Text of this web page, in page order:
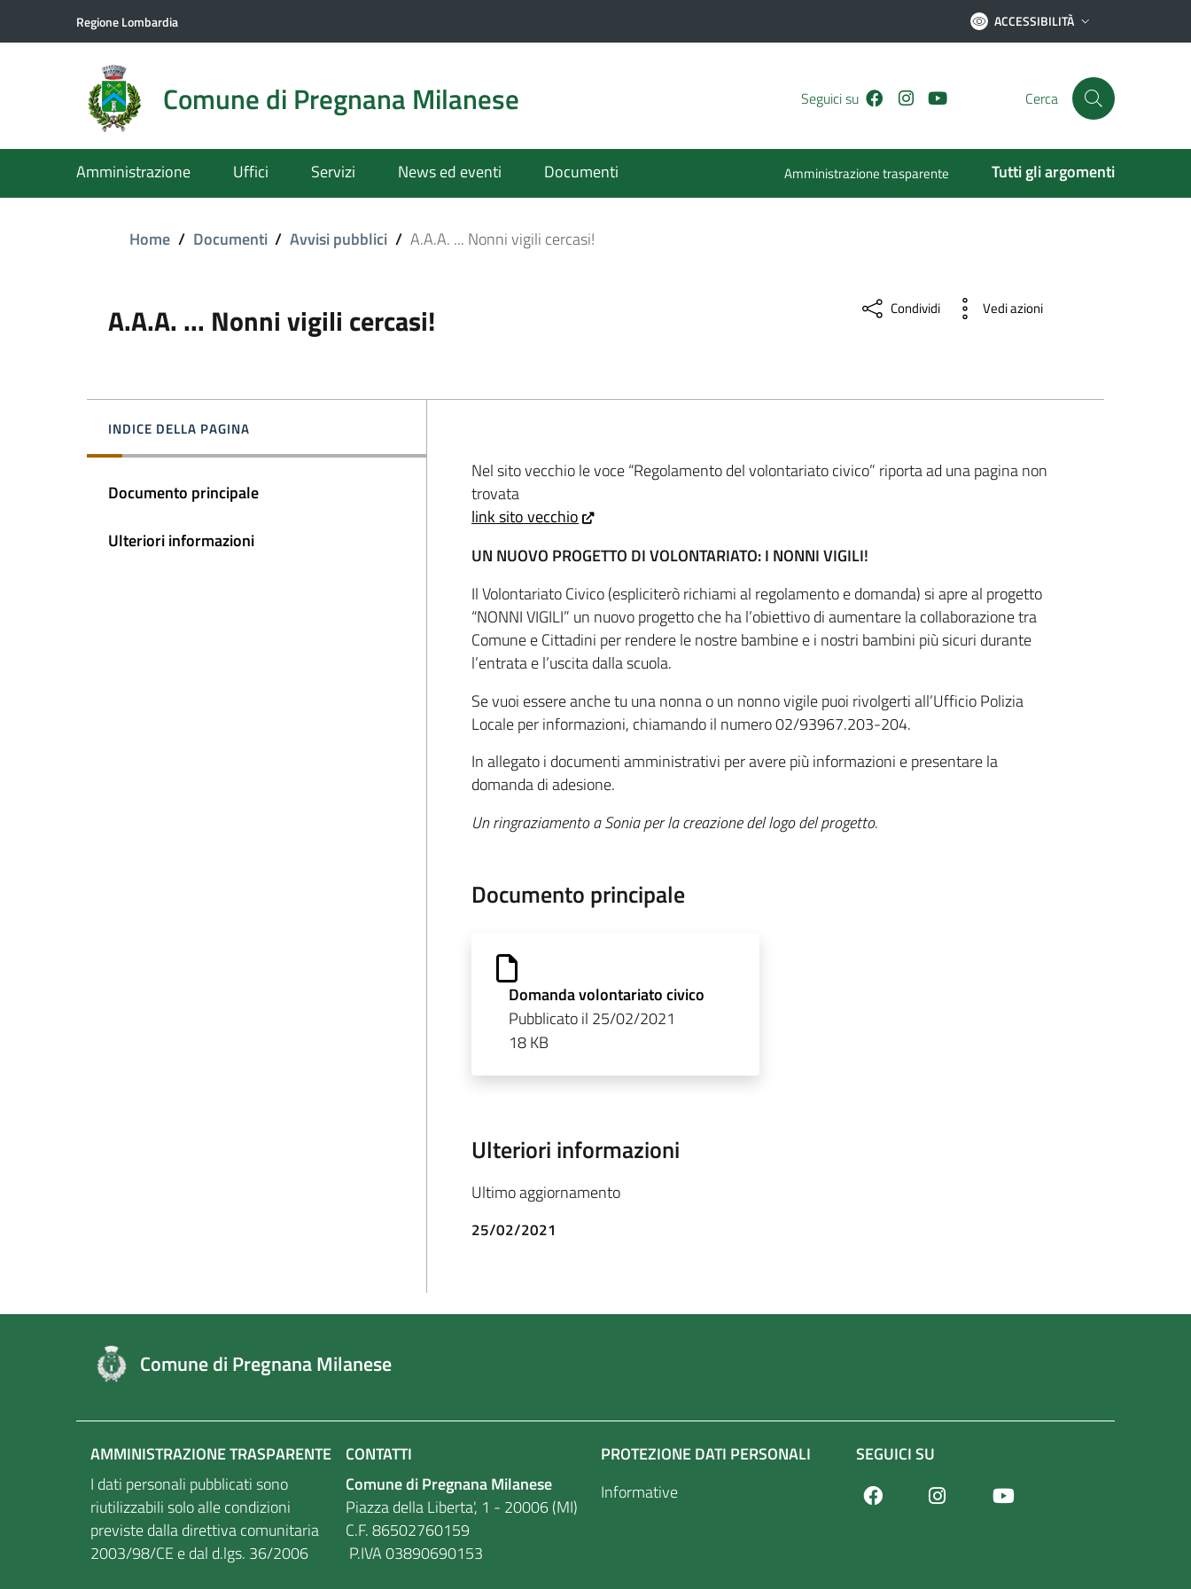
Regione Lombardia ACCESSIBILITÀ
Comune di Pregnana Milanese Seguici su Facebook
Instagram Cerca
Amministrazione Uffici Servizi News ed eventi Documenti Amministrazione trasparente Tutti gli argomenti
Home / Documenti / Avvisi pubblici / A.A.A. ... Nonni vigili cercasi!
A.A.A. ... Nonni vigili cercasi! Condividi Vedi azioni
INDICE DELLA PAGINA
Documento principale
Ulteriori informazioni
Nel sito vecchio le voce “Regolamento del volontariato civico” riporta ad una pagina non
trovata
link sito vecchio
UN NUOVO PROGETTO DI VOLONTARIATO: I NONNI VIGILI!
Il Volontariato Civico (espliciterò richiami al regolamento e domanda) si apre al progetto
“NONNI VIGILI” un nuovo progetto che ha l’obiettivo di aumentare la collaborazione tra
Comune e Cittadini per rendere le nostre bambine e i nostri bambini più sicuri durante
l’entrata e l’uscita dalla scuola.
Se vuoi essere anche tu una nonna o un nonno vigile puoi rivolgerti all’Ufficio Polizia
Locale per informazioni, chiamando il numero 02/93967.203-204.
In allegato i documenti amministrativi per avere più informazioni e presentare la
domanda di adesione.
Un ringraziamento a Sonia per la creazione del logo del progetto.
Documento principale
Domanda volontariato civico
Pubblicato il 25/02/2021
18 KB
Ulteriori informazioni
Ultimo aggiornamento
25/02/2021
Comune di Pregnana Milanese
AMMINISTRAZIONE TRASPARENTE
I dati personali pubblicati sono
riutilizzabili solo alle condizioni
previste dalla direttiva comunitaria
2003/98/CE e dal d.lgs. 36/2006
CONTATTI
Comune di Pregnana Milanese
Piazza della Liberta', 1 - 20006 (MI)
C.F. 86502760159
P.IVA 03890690153
PROTEZIONE DATI PERSONALI
Informative
SEGUICI SU
FacebookInstagram